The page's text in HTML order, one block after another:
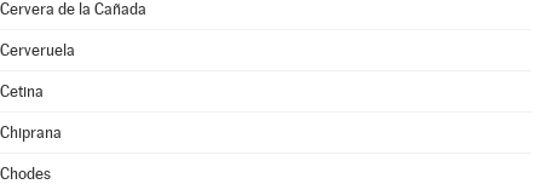
Cervera de la Cañada
Cerveruela
Cetina
Chiprana
Chodes